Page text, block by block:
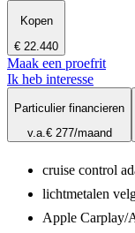
Kopen
€ 22.440
Maak een proefrit
Ik heb interesse
Particulier financieren
v.a.€ 277/maand
cruise control
lichtmetalen
Apple Carplay/